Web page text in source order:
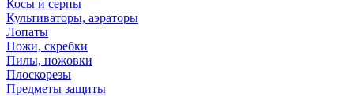
Косы и серпы
Культиваторы, аэраторы
Лопаты
Ножи, скребки
Пилы, ножовки
Плоскорезы
Предметы защиты